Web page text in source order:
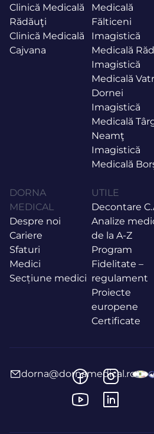
Clinică Medicală
Rădăuţi
Clinică Medicală
Cajvana
Medicală
Fălticeni
Imagistică
Medicală
Imagistică
Medicală
Dornei
Imagistică
Medicală
Neamţ
Imagistică
Medicală
DORNA
MEDICAL
Despre noi
Cariere
Sfaturi
Medici
Secțiune medici
UTILE
Decontare
Analize
de la A-Z
Program
Fidelitate –
regulament
Proiecte
europene
Certificate
dorna@dornamedical.ro